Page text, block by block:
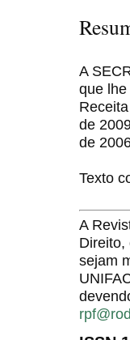
A
que
de
de
Texto
A
Direito,
sejam